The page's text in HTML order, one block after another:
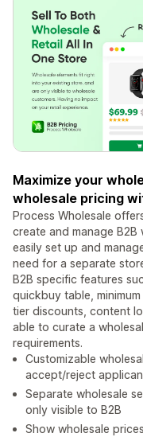
Maximize your
wholesale pricing
Process Wholesale
create and manage
easily set up and
need for a separate
B2B specific features
quickbuy table,
tier discounts, content
able to curate a
requirements.
Customizable
accept/reject
Separate wholesale
only visible to B2B
Show wholesale